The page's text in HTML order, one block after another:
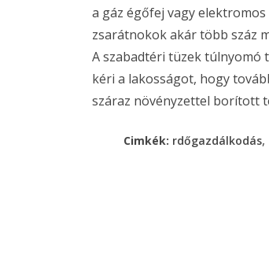
a gáz égőfej vagy
zsarátnokok akár több száz
A szabadtéri tüzek túlnyomó
kéri a lakosságot, hogy
száraz növényzettel borított
Cimkék: rdőgazdálkodás,